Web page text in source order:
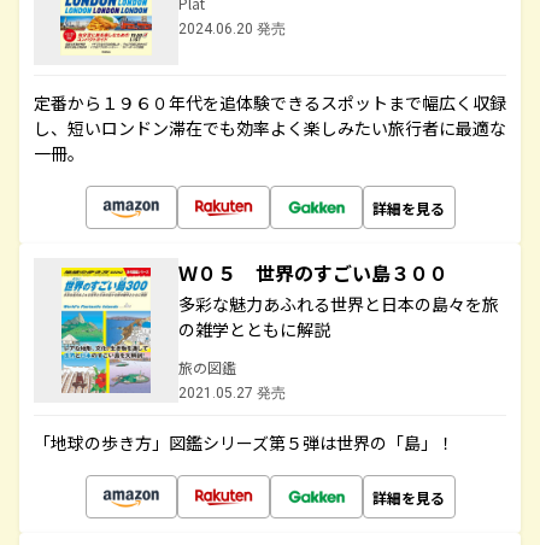
2024.06.20 発売
定番から１９６０年代を追体験できるスポットまで幅広く収録
し、短いロンドン滞在でも効率よく楽しみたい旅行者に最適な
一冊。
詳細を見る
Ｗ０５ 世界のすごい島３００
多彩な魅力あふれる世界と日本の島々を旅
の雑学とともに解説
旅の図鑑
2021.05.27 発売
「地球の歩き方」図鑑シリーズ第５弾は世界の「島」！
詳細を見る